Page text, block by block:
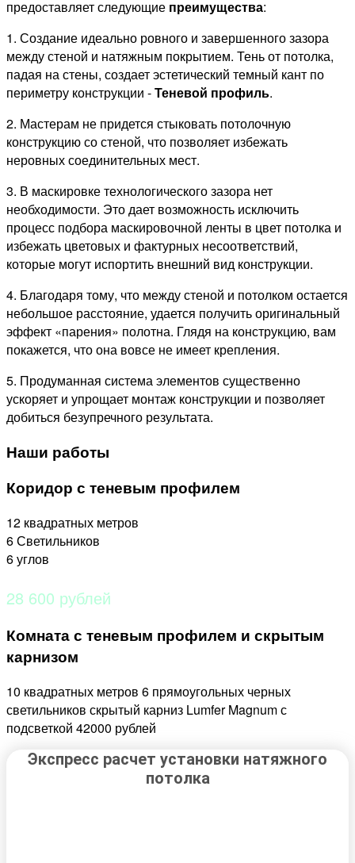
предоставляет следующие преимущества:
1. Создание идеально ровного и завершенного зазора
между стеной и натяжным покрытием. Тень от потолка,
падая на стены, создает эстетический темный кант по
периметру конструкции -Теневой профиль.
2. Мастерам не придется стыковать потолочную
конструкцию со стеной, что позволяет избежать
неровных соединительных мест.
3. В маскировке технологического зазора нет
необходимости. Это дает возможность исключить
процесс подбора маскировочной ленты в цвет потолка и
избежать цветовых и фактурных несоответствий,
которые могут испортить внешний вид конструкции.
4. Благодаря тому, что между стеной и потолком остается
небольшое расстояние, удается получить оригинальный
эффект «парения» полотна. Глядя на конструкцию, вам
покажется, что она вовсе не имеет крепления.
5. Продуманная система элементов существенно
ускоряет и упрощает монтаж конструкции и позволяет
добиться безупречного результата.
Наши работы
Коридор с теневым профилем
12 квадратных метров
6 Светильников
6 углов
28 600 рублей
Комната с теневым профилем и скрытым
карнизом
10 квадратных метров 6 прямоугольных черных
светильников скрытый карниз Lumfer Magnum с
подсветкой 42000 рублей
Экспресс расчет установки натяжного
потолка